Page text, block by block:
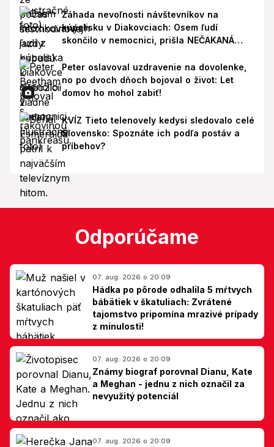
Záhada nevoľnosti návštevníkov na
kúpalisku v Diakovciach: Osem ľudí
skončilo v nemocnici, prišla NEČAKANÁ
Peter oslavoval uzdravenie na dovolenke,
no po dvoch dňoch bojoval o život: Let
domov ho mohol zabiť!
KVÍZ Tieto telenovely kedysi sledovalo celé
Slovensko: Spoznáte ich podľa postáv a
príbehov?
Odporúčame
07. aug. 2026 o 20:09
Hádka po pôrode odhalila 5 mŕtvych
bábätiek v škatuliach: Zvrátené
tajomstvo pripomína mrazivé prípady
z minulosti!
07. aug. 2026 o 20:09
Známy biograf porovnal Dianu, Kate
a Meghan - jednu z nich označil za
nevyužitý potenciál
07. aug. 2026 o 20:09